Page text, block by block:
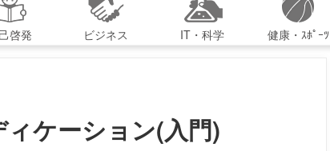
啓発 ビジネス IT・科学 健康・ｽﾎﾟｰﾂ
ケーション(入門)